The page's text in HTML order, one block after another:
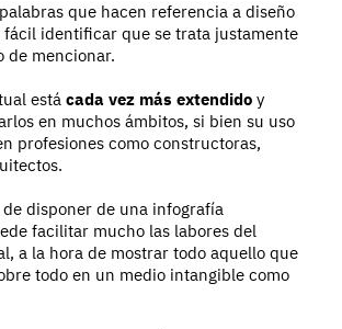
que hacen referencia a diseño
identificar que se trata justamente
de mencionar.
está cada vez más extendido y
en muchos ámbitos, si bien su uso
profesiones como constructoras,
disponer de una infografía
facilitar mucho las labores del
a la hora de mostrar todo aquello que
todo en un medio intangible como